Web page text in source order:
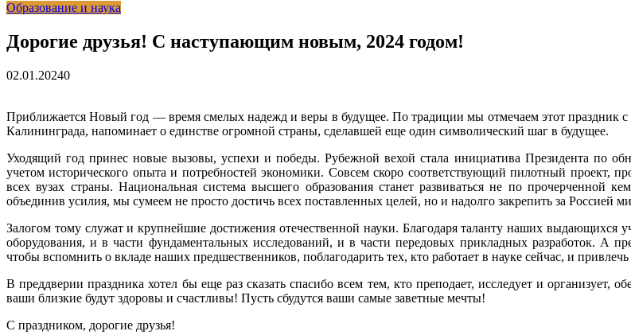
Образование и наука
Дорогие друзья! С наступающим новым, 2024 годом!
02.01.20240
Приближается Новый год — время смелых надежд и веры в будущее. По традиции мы отмечаем этот праздник
Калининграда, напоминает о единстве огромной страны, сделавшей еще один символический шаг в будущее.
Уходящий год принес новые вызовы, успехи и победы. Рубежной вехой стала инициатива Президента по
учетом исторического опыта и потребностей экономики. Совсем скоро соответствующий пилотный проект,
всех вузах страны. Национальная система высшего образования станет развиваться не по
объединив усилия, мы сумеем не просто достичь всех поставленных целей, но и надолго закрепить за Россией
Залогом тому служат и крупнейшие достижения отечественной науки. Благодаря таланту наших выдающихся
оборудования, и в части фундаментальных исследований, и в части передовых прикладных разработок. А
чтобы вспомнить о вкладе наших предшественников, поблагодарить тех, кто работает в науке сейчас, и
В преддверии праздника хотел бы еще раз сказать спасибо всем тем, кто преподает, исследует и
ваши близкие будут здоровы и счастливы! Пусть сбудутся ваши самые заветные мечты!
С праздником, дорогие друзья!